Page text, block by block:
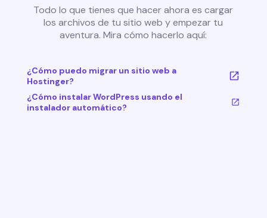
Todo lo que tienes que hacer ahora es cargar
los archivos de tu sitio web y empezar tu
aventura. Mira cómo hacerlo aquí:
¿Cómo puedo migrar un sitio web a
Hostinger?
¿Cómo instalar WordPress usando el
instalador automático?